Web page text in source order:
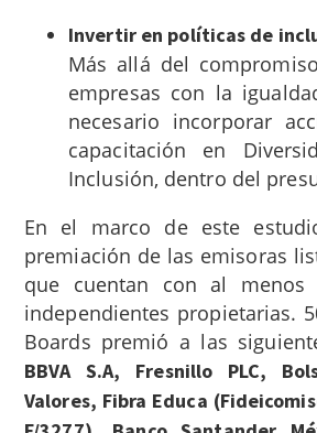
Invertir en políticas de
Más allá del
empresas con la
necesario incorporar
capacitación en
Inclusión, dentro del
En el marco de este
premiación de las emisoras
que cuentan con al menos
independientes propietarias.
Boards premió a las
BBVA S.A, Fresnillo PLC,
Valores, Fibra Educa